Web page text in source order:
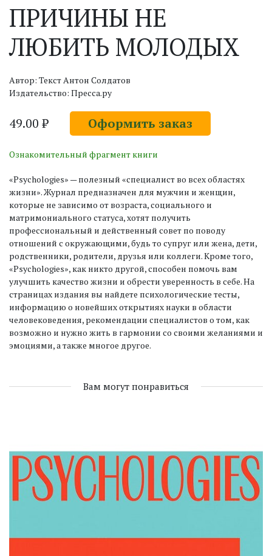
ПРИЧИНЫ НЕ
ЛЮБИТЬ МОЛОДЫХ
Автор: Текст Антон Солдатов
Издательство: Пресса.ру
49.00 ₽ Оформить заказ
Ознакомительный фрагмент книги
«Psychologies» — полезный «специалист во всех областях
жизни». Журнал предназначен для мужчин и женщин,
которые не зависимо от возраста, социального и
матримониального статуса, хотят получить
профессиональный и действенный совет по поводу
отношений с окружающими, будь то супруг или жена, дети,
родственники, родители, друзья или коллеги. Кроме того,
«Psychologies», как никто другой, способен помочь вам
улучшить качество жизни и обрести уверенность в себе. На
страницах издания вы найдете психологические тесты,
информацию о новейших открытиях науки в области
человековедения, рекомендации специалистов о том, как
возможно и нужно жить в гармонии со своими желаниями и
эмоциями, а также многое другое.
Вам могут понравиться